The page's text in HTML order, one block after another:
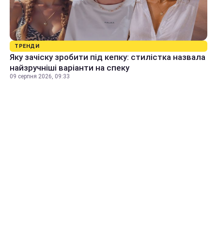
ТРЕНДИ
Яку зачіску зробити під кепку: стилістка назвала
найзручніші варіанти на спеку
09 серпня 2026, 09:33